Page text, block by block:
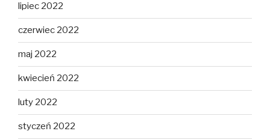
lipiec 2022
czerwiec 2022
maj 2022
kwiecień 2022
luty 2022
styczeń 2022